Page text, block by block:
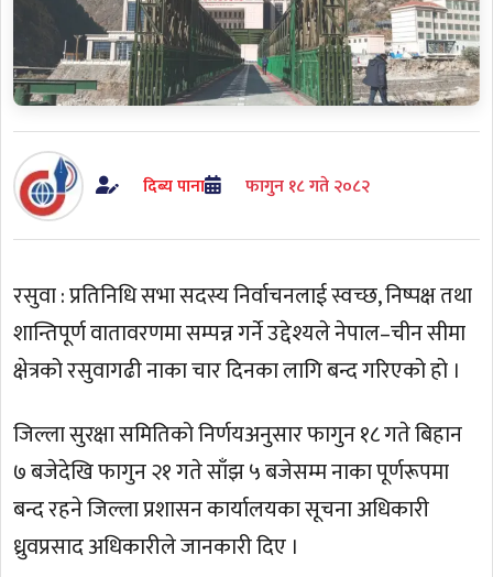
दिब्य पाना फागुन १८ गते २०८२
रसुवा : प्रतिनिधि सभा सदस्य निर्वाचनलाई स्वच्छ, निष्पक्ष तथा
शान्तिपूर्ण वातावरणमा सम्पन्न गर्ने उद्देश्यले नेपाल–चीन सीमा
क्षेत्रको रसुवागढी नाका चार दिनका लागि बन्द गरिएको हो ।
जिल्ला सुरक्षा समितिको निर्णयअनुसार फागुन १८ गते बिहान
७ बजेदेखि फागुन २१ गते साँझ ५ बजेसम्म नाका पूर्णरूपमा
बन्द रहने जिल्ला प्रशासन कार्यालयका सूचना अधिकारी
ध्रुवप्रसाद अधिकारीले जानकारी दिए ।